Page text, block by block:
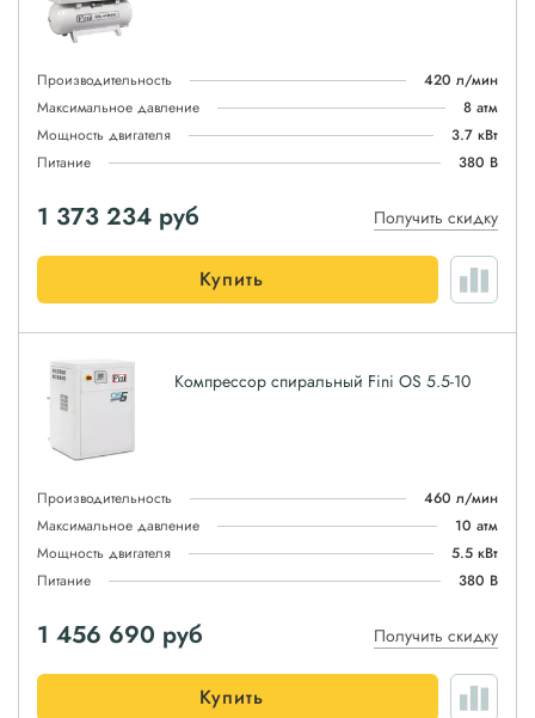
Производительность
420 л/мин
Максимальное давление
8 атм
Мощность двигателя
3.7 кВт
Питание
380 В
1 373 234 руб Получить скидку
Купить
Компрессор спиральный Fini OS 5.5-10
Производительность
460 л/мин
Максимальное давление
10 атм
Мощность двигателя
5.5 кВт
Питание
380 В
1 456 690 руб Получить скидку
Купить